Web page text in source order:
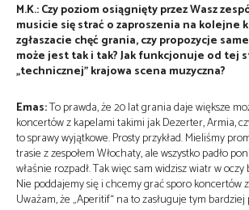
M.K.: Czy poziom osiągnięty przez Wasz
musicie się strać o zaproszenia na kolejne
zgłaszacie chęć grania, czy propozycje
może jest tak i tak? Jak funkcjonuje od tej
„technicznej” krajowa scena muzyczna?
Emas:To prawda, że 20 lat grania daje większe
koncertów z kapelami takimi jak Dezerter, Armia,
to sprawy wyjątkowe. Prosty przykład. Mieliśmy
trasie z zespołem Włochaty, ale wszystko padło
właśnie rozpadł. Tak więc sam widzisz wiatr w
Nie poddajemy się i chcemy grać sporo koncertów
Uważam, że „Aperitif“ na to zasługuje tym bardziej